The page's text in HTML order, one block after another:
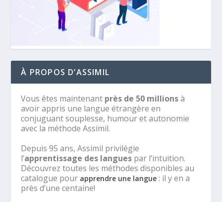
À PROPOS D’ASSIMIL
Vous êtes maintenant près de 50 millionsà
avoir appris une langue étrangère en
conjuguant souplesse, humour et autonomie
avec la méthode Assimil.
Depuis 95 ans, Assimil privilégie
l’apprentissage des langues par l’intuition.
Découvrez toutes les méthodes disponibles au
catalogue pour apprendre une langue : il y en a
près d’une centaine!